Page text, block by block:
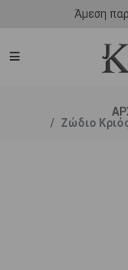
Άμεση
Ζώδιο